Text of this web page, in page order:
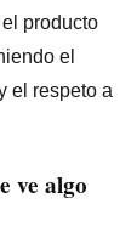
producto
el
el respeto a
ve algo